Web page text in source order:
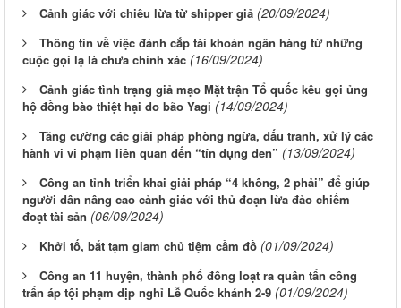
Cảnh giác với chiêu lừa từ shipper giả (20/09/2024)
Thông tin về việc đánh cắp tài khoản ngân hàng từ những
cuộc gọi lạ là chưa chính xác (16/09/2024)
Cảnh giác tình trạng giả mạo Mặt trận Tổ quốc kêu gọi ủng
hộ đồng bào thiệt hại do bão Yagi (14/09/2024)
Tăng cường các giải pháp phòng ngừa, đấu tranh, xử lý các
hành vi vi phạm liên quan đến “tín dụng đen” (13/09/2024)
Công an tỉnh triển khai giải pháp “4 không, 2 phải” để giúp
người dân nâng cao cảnh giác với thủ đoạn lừa đảo chiếm
đoạt tài sản (06/09/2024)
Khởi tố, bắt tạm giam chủ tiệm cầm đồ (01/09/2024)
Công an 11 huyện, thành phố đồng loạt ra quân tấn công
trấn áp tội phạm dịp nghỉ Lễ Quốc khánh 2-9 (01/09/2024)